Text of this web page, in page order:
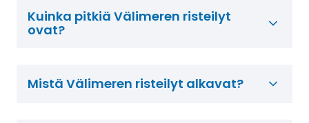
Kuinka pitkiä Välimeren risteilyt
ovat?
Mistä Välimeren risteilyt alkavat?